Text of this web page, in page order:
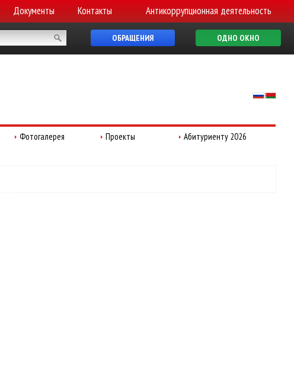
Документы Контакты Антикоррупционная деятельность
ОБРАЩЕНИЯ ОДНО ОКНО
Фотогалерея Проекты Абитуриенту 2026